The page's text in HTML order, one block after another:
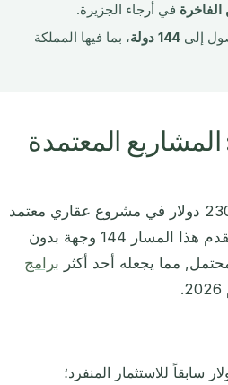
في أرجاء الجزيرة.
إلى 144 دولة
، بما فيها المملكة
أنتيغوا وباربودا للجنسية 2026: المشاريع المعتمدة
حداً أدنى قدره 230,000 دولار في مشروع عقاري معتمد
من الحكومة، مما يمنح الجنسية في غضون ثلاثة إلى ستة أشهر. يقدم هذا المسار 144 وجهة بدون
مما يجعله أحد أكثر برامج
400,000 دولار سابقاً للاستثمار المنفرد؛